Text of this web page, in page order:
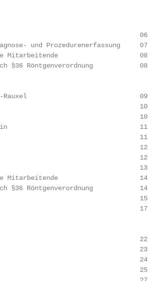
06
und Prozedurenerfassung     07
Mitarbeitende                     08
§36 Röntgenverordnung            08
09
10
10
11
11
12
12
13
Mitarbeitende                     14
§36 Röntgenverordnung            14
15
17
22
23
24
25